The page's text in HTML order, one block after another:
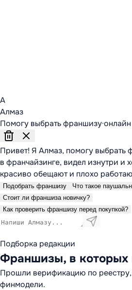
А
Алмаз
Помогу выбрать франшизу·онлайн
Привет! Я Алмаз, помогу выбрать
в франчайзинге, видел изнутри и
красиво обещают и плохо
Подобрать франшизу
Что такое
Стоит ли франшиза новичку?
Как проверить франшизу перед покупкой?
Подборка редакции
Франшизы, в
Прошли верификацию по реестру,
финмодели.